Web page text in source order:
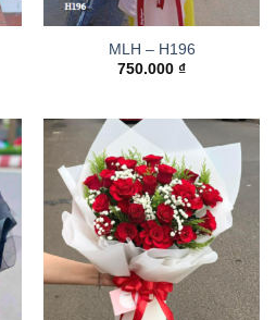
MLH – H196
750.000 ₫